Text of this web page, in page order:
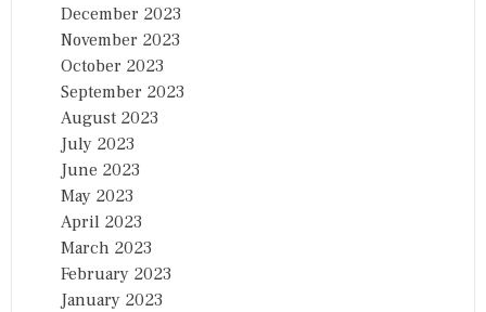
December 2023
November 2023
October 2023
September 2023
August 2023
July 2023
June 2023
May 2023
April 2023
March 2023
February 2023
January 2023